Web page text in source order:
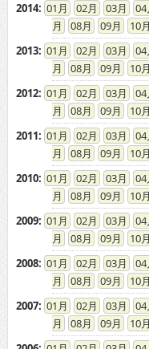
2014: 01 02 03 04
08
09 10
2013: 01 02 03 04
08
09 10
2012: 01 02 03 04
08
09 10
2011: 01 02 03 04
08
09 10
2010: 01 02 03 04
08
09 10
2009: 01 02 03 04
08
09 10
2008: 01 02 03 04
08
09 10
2007: 01 02 03 04
08
09 10